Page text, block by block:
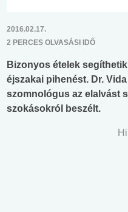
2016.02.17.
2 PERCES OLVASÁSI IDŐ
Bizonyos ételek
éjszakai pihenést. Dr.
szomnológus az elalvást
szokásokról beszélt.